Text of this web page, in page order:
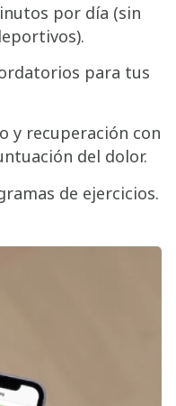
por día (sin
para tus
y recuperación con
del dolor.
de ejercicios.